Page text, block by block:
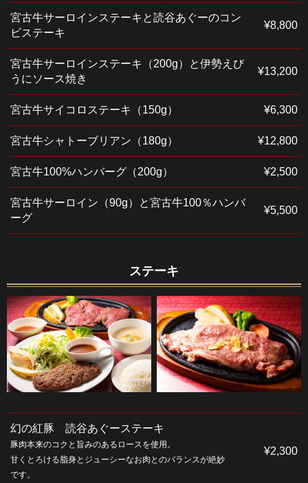
宮古牛サーロインステーキと読谷あぐーのコン
ビステーキ
¥8,800
宮古牛サーロインステーキ（200g）と伊勢えび
うにソース焼き
¥13,200
宮古牛サイコロステーキ（150g） ¥6,300
宮古牛シャトーブリアン（180g） ¥12,800
宮古牛100%ハンバーグ（200g） ¥2,500
宮古牛サーロイン（90g）と宮古牛100％ハンバ
ーグ
¥5,500
ステーキ
幻の紅豚 読谷あぐーステーキ
豚肉本来のコクと旨みのあるロースを使用。
甘くとろける脂身とジューシーなお肉とのバランスが絶妙
です。
¥2,300